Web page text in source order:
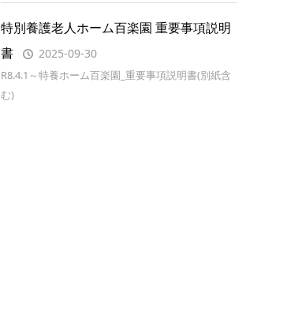
特別養護老人ホーム百楽園 重要事項説明
書
2025-09-30
R8.4.1～特養ホーム百楽園_重要事項説明書(別紙含
む)